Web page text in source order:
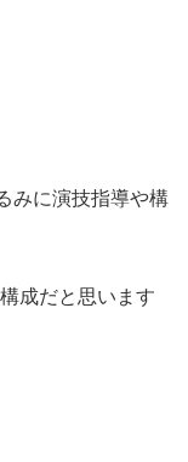
みに演技指導や構
成だと思います